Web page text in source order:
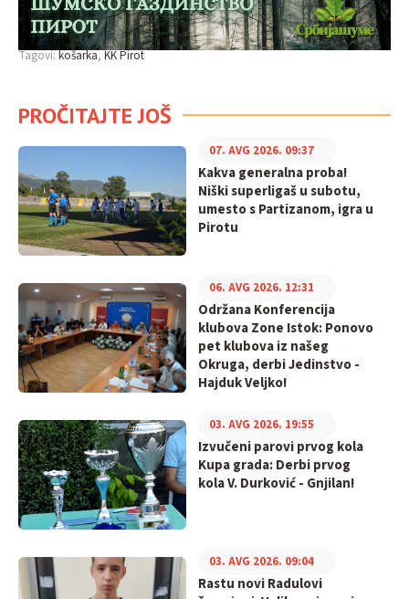
Tagovi:košarka KK Pirot
PROČITAJTE JOŠ
Kakva generalna proba!
Niški superligaš u subotu,
umesto s Partizanom, igra u
Pirotu
07. AVG 2026. 09:37
Održana Konferencija
klubova Zone Istok: Ponovo
pet klubova iz našeg
Okruga, derbi Jedinstvo -
Hajduk Veljko!
06. AVG 2026. 12:31
Izvučeni parovi prvog kola
Kupa grada: Derbi prvog
kola V. Durković - Gnjilan!
03. AVG 2026. 19:55
Rastu novi Radulovi
03. AVG 2026. 09:04